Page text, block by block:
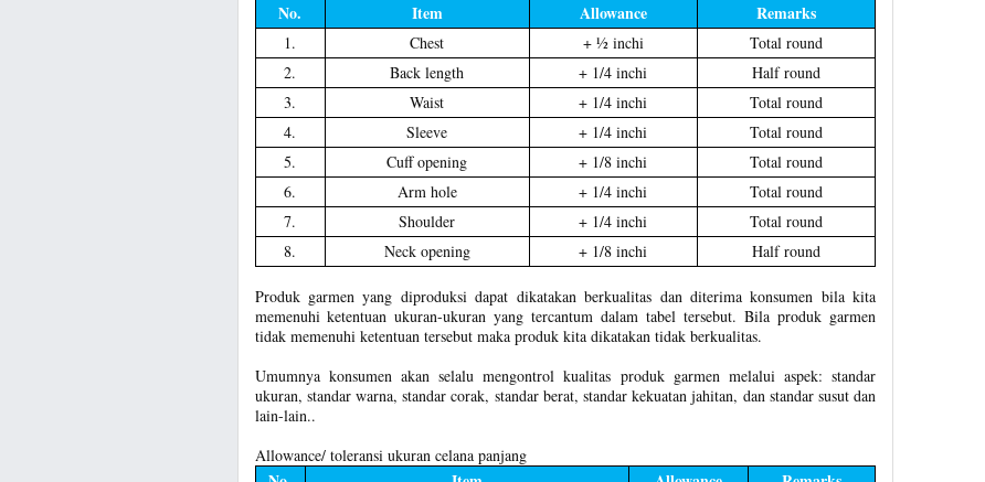
No. Item Allowance Remarks
1. Chest + ½ inchi
Total round
2.
Back length + 1/4 inchi
Half round
3.
Waist + 1/4 inchi
Total round
4.
Sleeve + 1/4 inchi
Total round
5.
Cuff opening + 1/8 inchi
Total round
6.
Arm hole + 1/4 inchi
Total round
7.
Shoulder + 1/4 inchi
Total round
8.
Neck opening + 1/8 inchi Half round
Produk garmen yang diproduksi dapat dikatakan berkualitas dan diterima konsumen bila kita
memenuhi ketentuan ukuran-ukuran yang tercantum dalam tabel tersebut. Bila produk garmen
tidak memenuhi ketentuan tersebut maka produk kita dikatakan tidak berkualitas.
Umumnya konsumen akan selalu mengontrol kualitas produk garmen melalui aspek: standar
ukuran, standar warna, standar corak, standar berat, standar kekuatan jahitan, dan standar susut dan
lain-lain..
Allowance/ toleransi ukuran celana panjang